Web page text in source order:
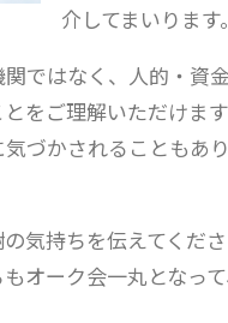
介してまいります。
ではなく、人的・資
をご理解いただけま
づかされることもあ
気持ちを伝えてくだ
オーク会一丸となっ